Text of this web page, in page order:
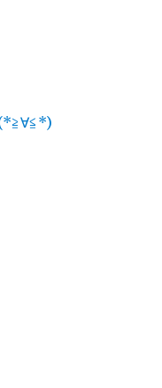
(*≧∀≦*)